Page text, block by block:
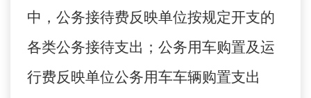
中，公务接待费反映单位按规定开支的
各类公务接待支出；公务用车购置及运
行费反映单位公务用车车辆购置支出